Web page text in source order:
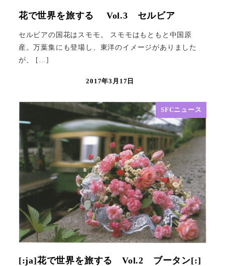
花で世界を旅する Vol.3 セルビア
セルビアの国花はスモモ。 スモモはもともと中国原
産。万葉集にも登場し、東洋のイメージがありました
が、 […]
2017年3月17日
SFCニュース
[:ja]花で世界を旅する Vol.2 ブータン[:]